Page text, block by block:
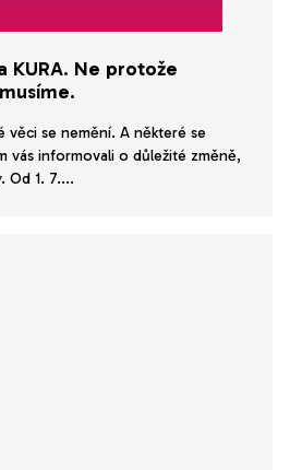
KURA. Ne protože
věci se nemění. A některé se
vás informovali o důležité změně,
Od 1. 7....